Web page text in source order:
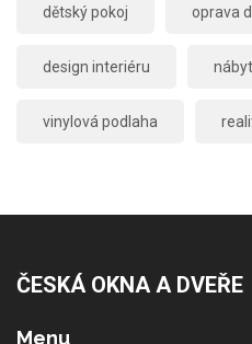
dětský pokoj oprava
design interiéru
vinylová podlaha
ČESKÁ OKNA A DVEŘE
Menu